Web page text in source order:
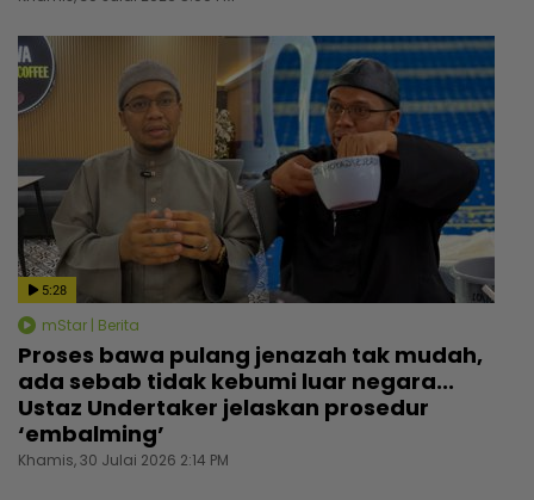
5:28
mStar | Berita
Proses bawa pulang jenazah tak mudah,
ada sebab tidak kebumi luar negara...
Ustaz Undertaker jelaskan prosedur
‘embalming’
Khamis, 30 Julai 2026 2:14 PM